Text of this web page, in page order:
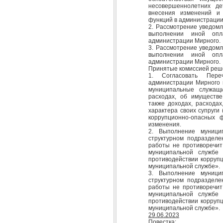
несовершеннолетних
внесения изменений и
функций в
2. Рассмотрение
выполнении иной
администрации Мирного.
3. Рассмотрение
выполнении иной
администрации Мирного.
Принятые комиссией
1. Согласовать
администрации
муниципальные
расходах, об
также доходах,
характера своих
коррупционно-опасных
изменения.
2. Выполнение
структурном
работы не
муниципальной
противодействии
муниципальной службе».
3. Выполнение
структурном
работы не
муниципальной
противодействии
муниципальной службе».
29.06.2023